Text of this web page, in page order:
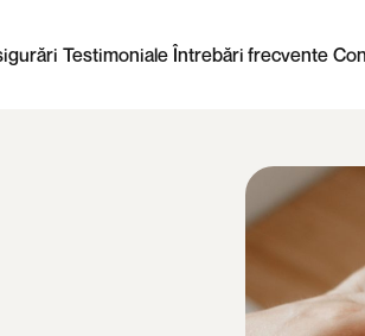
Testimoniale Întrebări frecvente